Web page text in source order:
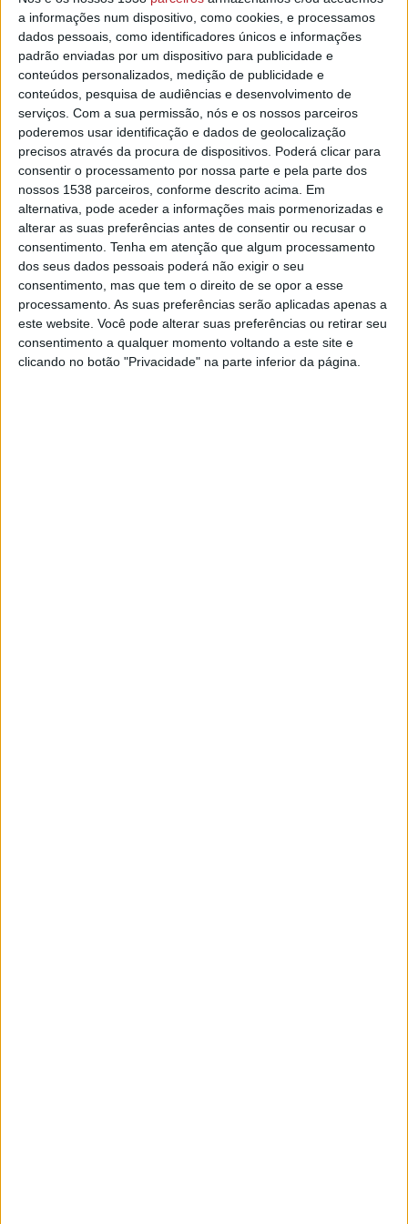
a informações num dispositivo, como cookies, e processamos
dados pessoais, como identificadores únicos e informações
padrão enviadas por um dispositivo para publicidade e
conteúdos personalizados, medição de publicidade e
conteúdos, pesquisa de audiências e desenvolvimento de
serviços. Com a sua permissão, nós e os nossos parceiros
poderemos usar identificação e dados de geolocalização
precisos através da procura de dispositivos. Poderá clicar para
consentir o processamento por nossa parte e pela parte dos
nossos 1538 parceiros, conforme descrito acima. Em
alternativa, pode aceder a informações mais pormenorizadas e
alterar as suas preferências antes de consentir ou recusar o
consentimento. Tenha em atenção que algum processamento
dos seus dados pessoais poderá não exigir o seu
consentimento, mas que tem o direito de se opor a esse
processamento. As suas preferências serão aplicadas apenas a
este website. Você pode alterar suas preferências ou retirar seu
consentimento a qualquer momento voltando a este site e
clicando no botão "Privacidade" na parte inferior da página.
14/04/2021 às 08:23
Catorze distritos do continente hoje
sob aviso amarelo devido à chuva
9/04/2021 às 08:45
Aviso amarelo para 13 distritos por
causa da chuva